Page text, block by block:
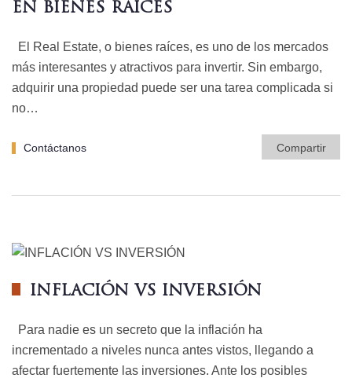
EN BIENES RAÍCES
El Real Estate, o bienes raíces, es uno de los mercados
más interesantes y atractivos para invertir. Sin embargo,
adquirir una propiedad puede ser una tarea complicada si
no…
Contáctanos Compartir
INFLACIÓN VS INVERSIÓN
Para nadie es un secreto que la inflación ha
incrementado a niveles nunca antes vistos, llegando a
afectar fuertemente las inversiones. Ante los posibles